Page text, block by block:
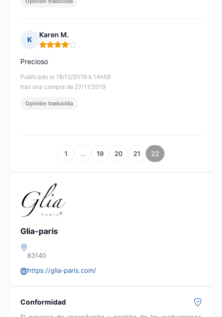
K
Karen M.
Nota: 4 de 5
Publicado el 18/12/2019 à 14h59
tras una compra de 27/11/2019
Precioso
Opinión traducida
1 … 19 20 21 22
Glia-paris
83140
https://glia-paris.com/
Conformidad